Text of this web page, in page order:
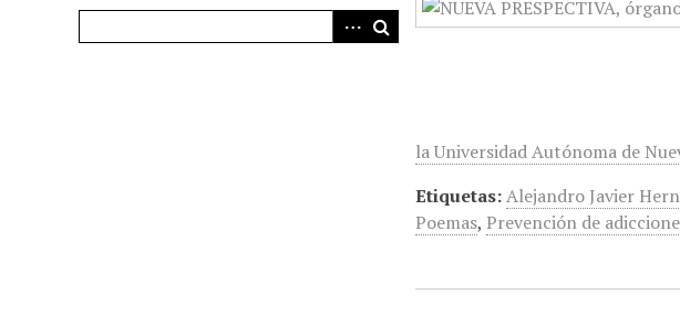
la Universidad Autónoma de
Etiquetas:Alejandro Javier
Poemas, Prevención de